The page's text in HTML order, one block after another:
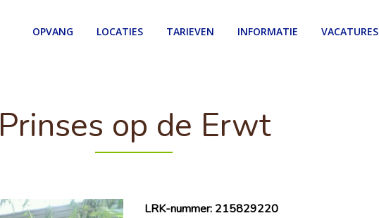
OPVANG LOCATIES TARIEVEN INFORMATIE VACATURES
Prinses op de Erwt
LRK-nummer: 215829220